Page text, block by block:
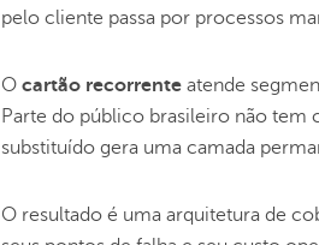
pelo cliente passa por processos
O cartão recorrente atende
Parte do público brasileiro não tem
substituído gera uma camada
O resultado é uma arquitetura de